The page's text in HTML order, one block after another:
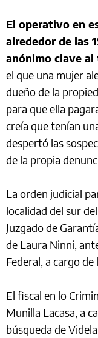
El operativo en
alrededor de las
anónimo clave al
el que una mujer
dueño de la
para que ella
creía que tenían
despertó las
de la propia
La orden judicial
localidad del sur
Juzgado de
de Laura Ninni,
Federal, a cargo
El fiscal en lo
Munilla Lacasa, a
búsqueda de